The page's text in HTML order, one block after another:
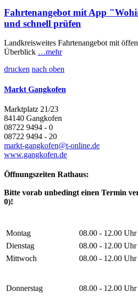
Fahrtenangebot mit App
und schnell prüfen
Landkreisweites Fahrtenangebot mit
Überblick …mehr
drucken nach oben
Markt Gangkofen
Marktplatz 21/23
84140 Gangkofen
08722 9494 - 0
08722 9494 - 20
markt-gangkofen@t-online.de
www.gangkofen.de
Öffnungszeiten Rathaus:
Bitte vorab unbedingt einen Termin
0)!
Montag 08.00 - 12.00 Uhr
Dienstag
08.00 - 12.00 Uhr
Mittwoch
08.00 - 12.00 Uhr
Donnerstag 08.00 - 12.00 Uhr